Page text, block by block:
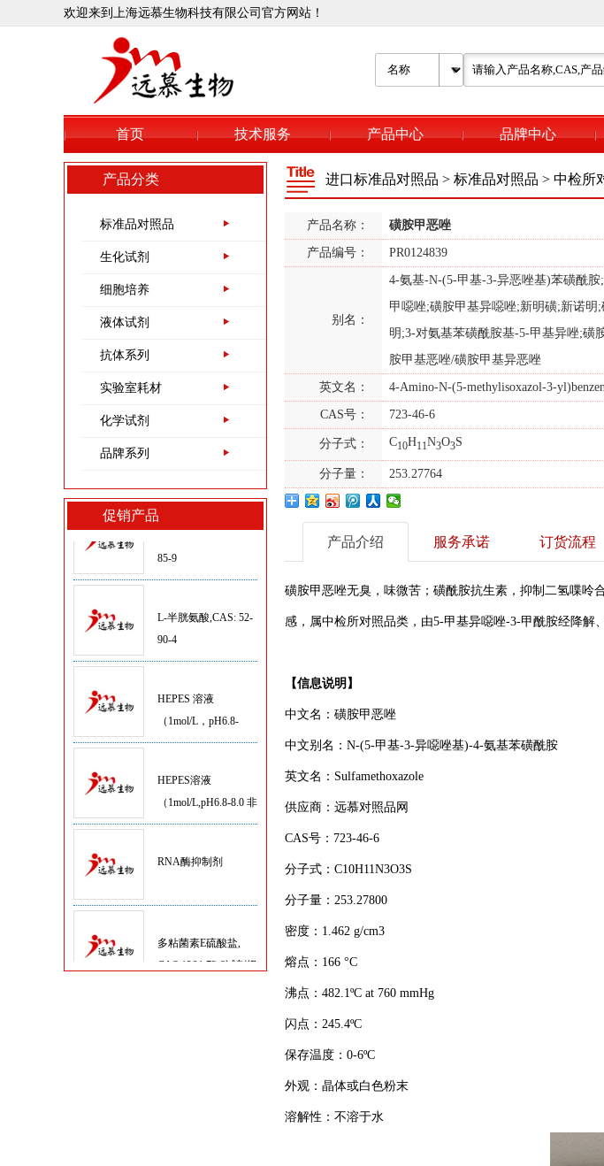
欢迎来到上海远慕生物科技有限公司官方网站！
首页 技术服务 产品中心 品牌中心
产品分类
标准品对照品
生化试剂
细胞培养
液体试剂
抗体系列
实验室耗材
化学试剂
品牌系列
促销产品
Proclin300
139-33-3
EDTA 2Na,乙二胺四
50-01-1
盐酸胍,CAS：50-01-1
组分）,CAS:9048-46-
46-8
硫酸庆大霉素,CAS：
85-9
90-4
（1mol/L，pH6.8-
8.0）
（1mol/L,pH6.8-8.0 非
无菌）
CAS:1264-72-8试剂级
进口标准品对照品 > 标准品对照品 > 中检所
产品名称： 磺胺甲恶唑
产品编号： PR0124839
别名：
4-氨基-N-(5-甲基-3-异恶唑基)苯磺酰
甲噁唑;磺胺甲基异噁唑;新明磺;新诺
明;3-对氨基苯磺酰胺基-5-甲基异唑;磺
胺甲基恶唑/磺胺甲基异恶唑
英文名： 4-Amino-N-(5-methylisoxazol-3-
CAS号： 723-46-6
分子式： C10H11N3O3S
分子量： 253.27764
产品介绍 服务承诺 订货流程
磺胺甲恶唑无臭，味微苦；磺酰胺抗生素，抑制二氢喋呤
感，属中检所对照品类，由5-甲基异噁唑-3-甲酰胺经降解
【信息说明】
中文名： 磺胺甲恶唑
中文别名：N-(5-甲基-3-异噁唑基)-4-氨基苯磺酰胺
英文名：Sulfamethoxazole
供应商：远慕对照品网
CAS号：723-46-6
分子式：C10H11N3O3S
分子量：253.27800
密度：1.462 g/cm3
熔点：166 °C
沸点：482.1ºC at 760 mmHg
闪点：245.4ºC
保存温度：0-6ºC
外观：晶体或白色粉末
溶解性：不溶于水